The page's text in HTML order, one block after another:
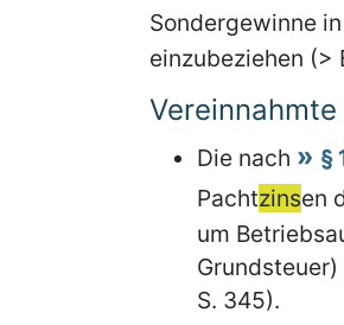
Sondergewinne
einzubeziehen (>
Die nach §
Pachtzinsen
um
S. 345).